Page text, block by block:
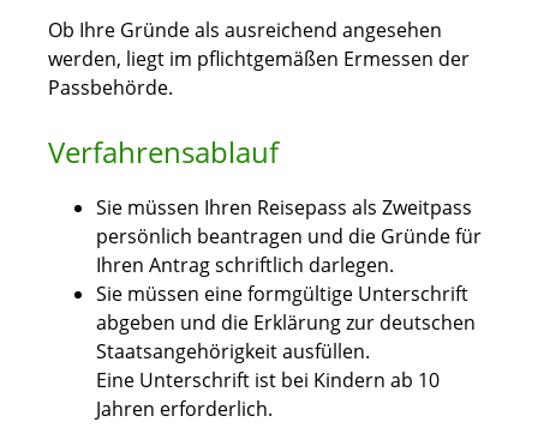
Ob Ihre Gründe als ausreichend angesehen
werden, liegt im pflichtgemäßen Ermessen der
Passbehörde.
Verfahrensablauf
Sie müssen Ihren Reisepass als Zweitpass
persönlich beantragen und die Gründe für
Ihren Antrag schriftlich darlegen.
Sie müssen eine formgültige Unterschrift
abgeben und die Erklärung zur deutschen
Staatsangehörigkeit ausfüllen.
Eine Unterschrift ist bei Kindern ab 10
Jahren erforderlich.